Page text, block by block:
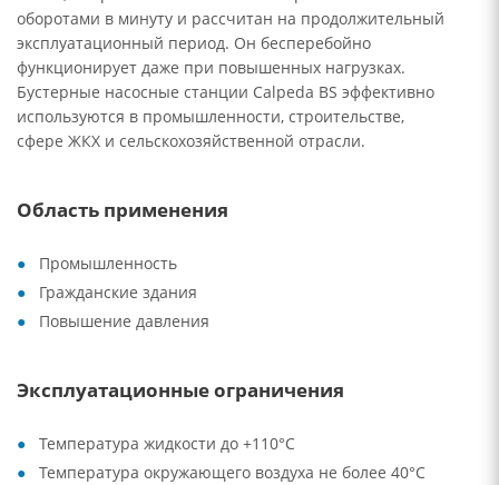
оборотами в минуту и рассчитан на продолжительный
эксплуатационный период. Он бесперебойно
функционирует даже при повышенных нагрузках.
Бустерные насосные станции Calpeda BS эффективно
используются в промышленности, строительстве,
сфере ЖКХ и сельскохозяйственной отрасли.
Область применения
Промышленность
Гражданские здания
Повышение давления
Эксплуатационные ограничения
Температура жидкости до +110°C
Температура окружающего воздуха не более 40°C